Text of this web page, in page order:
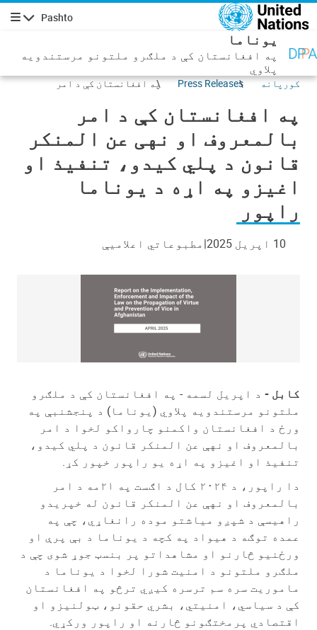
اصلي منځپانګه دانګل
Pashto
چليدنه
یوناما
په افغانستان کې د ملګرو ملتونو مرستندویه
پلاوي
کورپانه Press Releases
په افغانستان کې د امر
قانون د پلي کیدو، تنفیذ او
اغیزو په اړه د یوناما راپور
په افغانستان کې د امر
بالمعروف او نهی عن المنکر
قانون د پلي کیدو، تنفیذ او
اغیزو په اړه د یوناما
راپور
10 اپریل 2025 مطبوعاتي اعلامیې
کابل - د اپریل لسمه - په افغانستان کې د ملګرو
ملتونو مرستندویه پلاوي (یوناما) د پنجشنبې په
ورځ د افغانستان واکمنو چارواکو لخوا د امر
بالمعروف او نهې عن المنکر قانون د پلي کیدو،
تنفیذ او اغیزو په اړه یو راپور خپور کړ.
دا راپور، د ۲۰۲۴ کال د اګست په ۲۱مه د امر
بالمعروف او نهې عن المنکر قانون له خپریدو
راهیسې د شپږو میاشتو موده رانغاړي، چې په
عمده توګه د هیواد په کچه د یوناما د بې پرې او
ورځنيو څارنو او مشاهداتو پر بنسټ جوړ شوی چې د
ملګرو ملتونو د امنیت شورا لخوا د یوناما د
ماموریت سره سم ترسره کیږي ترڅو په افغانستان
کې د سیاسي، امنیتي، بشري حقونو، ټولنیزو او
اقتصادي پرمختګونو څارنه او راپور ورکړي.